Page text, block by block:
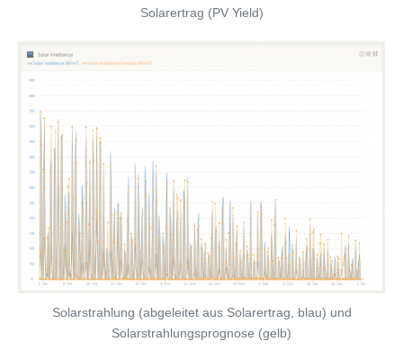
Solarertrag (PV Yield)
Solarstrahlung (abgeleitet aus Solarertrag, blau) und
Solarstrahlungsprognose (gelb)